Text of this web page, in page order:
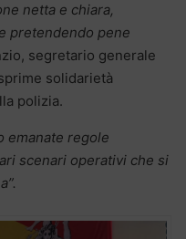
netta e chiara,
pretendendo pene
segretario generale
solidarietà
polizia.
emanate regole
scenari operativi che si